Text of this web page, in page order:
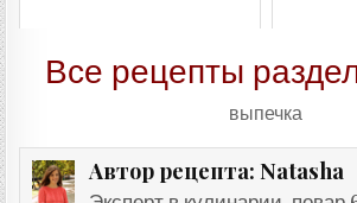
Все рецепты
выпечка
Автор рецепта: Natasha